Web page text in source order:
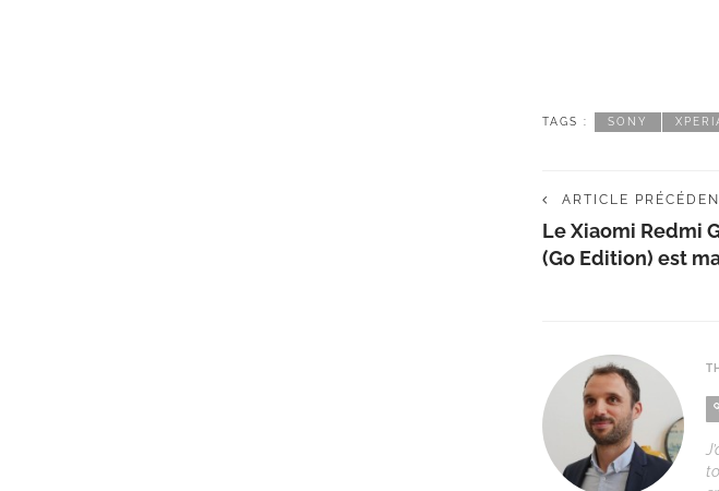
TAGS : SONY
ARTICLE
Le Xiaomi Redmi
(Go Edition) est